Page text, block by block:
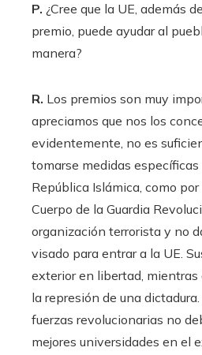
P. ¿Cree que la UE, además
premio, puede ayudar al
manera?
R. Los premios son muy
apreciamos que nos los
evidentemente, no es
tomarse medidas
República Islámica, como
Cuerpo de la Guardia
organización terrorista y no
visado para entrar a la UE.
exterior en libertad, mientras
la represión de una
fuerzas revolucionarias no
mejores universidades en el